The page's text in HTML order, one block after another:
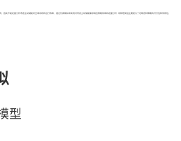
此不能定量分析考虑主动储能时空调系统的运行效果，通过仿真模拟来实现对考虑主动储能需求响应策略效果的定量分析. 该物理实验主要是为了证明各种策略的可行性和有效性，
型